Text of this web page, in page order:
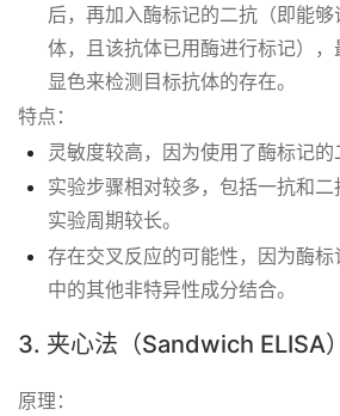
后，再加入酶标记的二抗（即能
体，且该抗体已用酶进行标记）
显色来检测目标抗体的存在。
特点：
灵敏度较高，因为使用了酶标记的
实验步骤相对较多，包括一抗和
实验周期较长。
存在交叉反应的可能性，因为酶
中的其他非特异性成分结合。
3. 夹心法（Sandwich ELISA）
原理：